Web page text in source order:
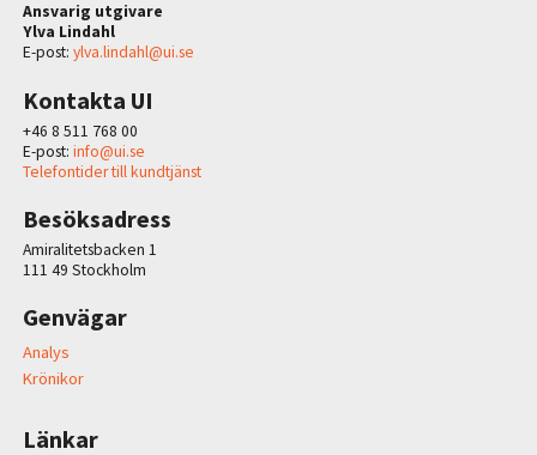
Ansvarig utgivare
Ylva Lindahl
E-post: ylva.lindahl@ui.se
Kontakta UI
+46 8 511 768 00
E-post: info@ui.se
Telefontider till kundtjänst
Besöksadress
Amiralitetsbacken 1
111 49 Stockholm
Genvägar
Analys
Krönikor
Länkar